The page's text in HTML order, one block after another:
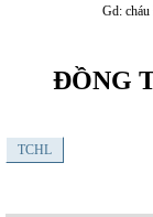
Gd: cháu
ĐỒNG
TCHL